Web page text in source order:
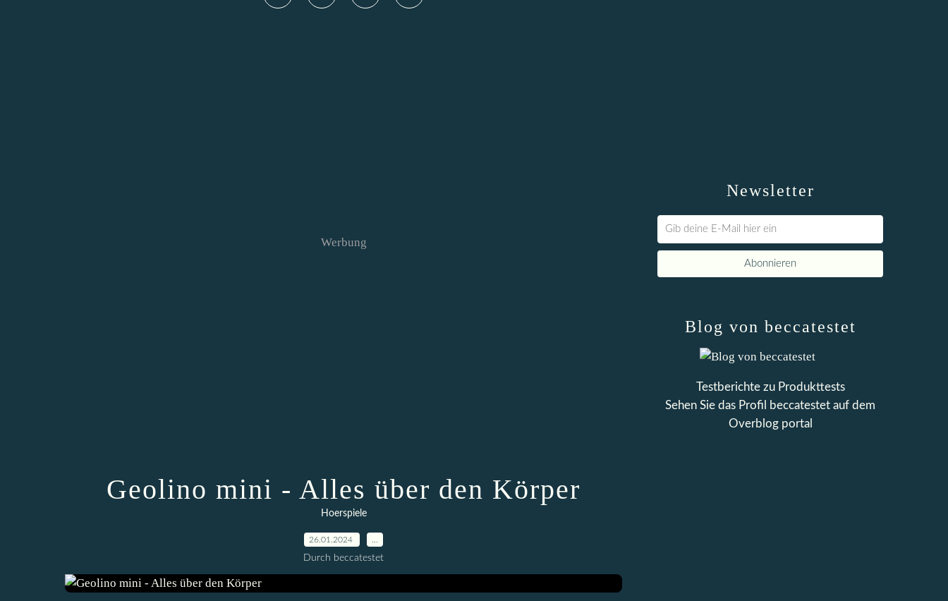
Werbung
Geolino mini - Alles über den Körper
Hoerspiele
26.01.2024
Durch beccatestet
Newsletter
Blog von beccatestet
Testberichte zu Produkttests
Sehen Sie das Profil
beccatestet auf dem
Overblog portal